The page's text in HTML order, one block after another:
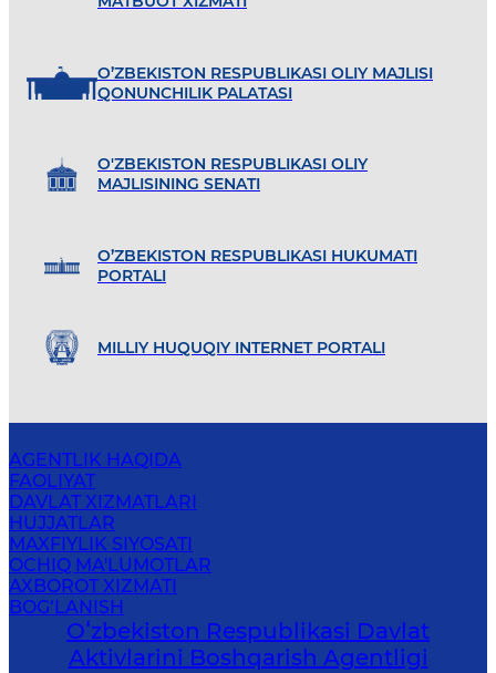
O’ZBEKISTON RESPUBLIKASI OLIY MAJLISI
QONUNCHILIK PALATASI
O'ZBEKISTON RESPUBLIKASI OLIY
MAJLISINING SENATI
O’ZBEKISTON RESPUBLIKASI HUKUMATI
PORTALI
MILLIY HUQUQIY INTERNET PORTALI
AGENTLIK HAQIDA
FAOLIYAT
DAVLAT XIZMATLARI
HUJJATLAR
MAXFIYLIK SIYOSATI
OCHIQ MA'LUMOTLAR
AXBOROT XIZMATI
BOG‘LANISH
Oʻzbekiston Respublikasi Davlat
Aktivlarini Boshqarish Agentligi